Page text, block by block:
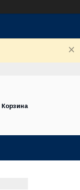
Корзина